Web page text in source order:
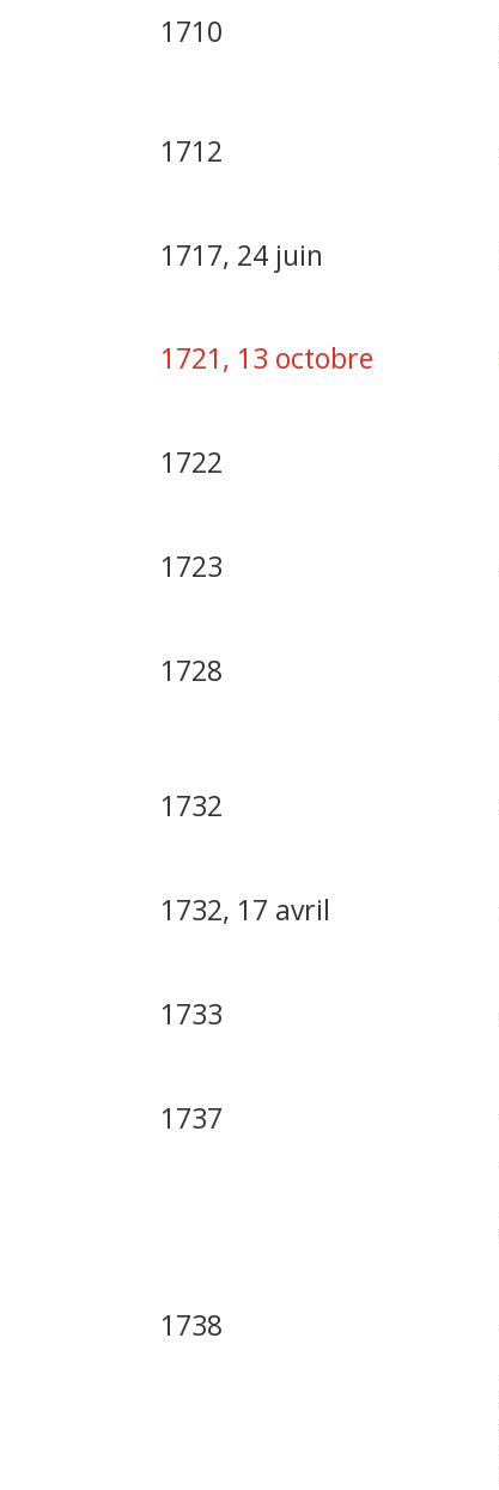
1710
1712
1717, 24 juin
1721, 13 octobre
1722
1723
1728
1732
1732, 17 avril
1733
1737
1738